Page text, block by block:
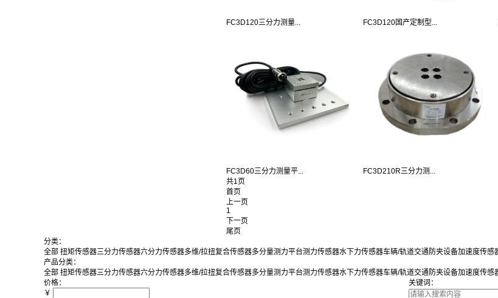
FC3D120三分力测量... FC3D120国产定制型...
FC3D60三分力测量平...
FC3D210R三分力测...
共1页
首页
上一页
1
下一页
尾页
分类：
全部 扭矩传感器三分力传感器六分力传感器多维/拉扭复合传感器多分量测力平台测力传感器水下力传感器车辆/轨道交通防夹设备加速度传感
产品分类：
全部 扭矩传感器三分力传感器六分力传感器多维/拉扭复合传感器多分量测力平台测力传感器水下力传感器车辆/轨道交通防夹设备加速度传感
价格：
￥
关键词：